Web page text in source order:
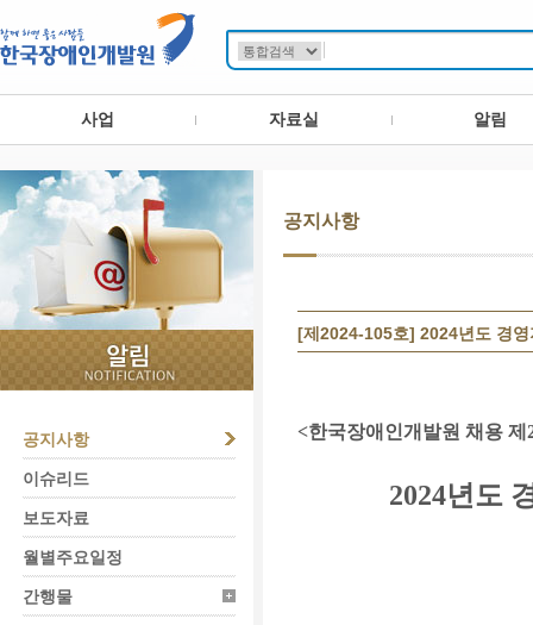
사업 자료실 알림
공지사항
이슈리드
보도자료
월별주요일정
간행물
공지사항
[제2024-105호] 2024년도 경
<한국장애인개발원 채용 제
2024년도